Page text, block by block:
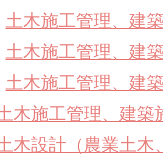
土木施工管理、建
土木施工管理、建
土木施工管理、建
木施工管理、建築
木設計（農業土